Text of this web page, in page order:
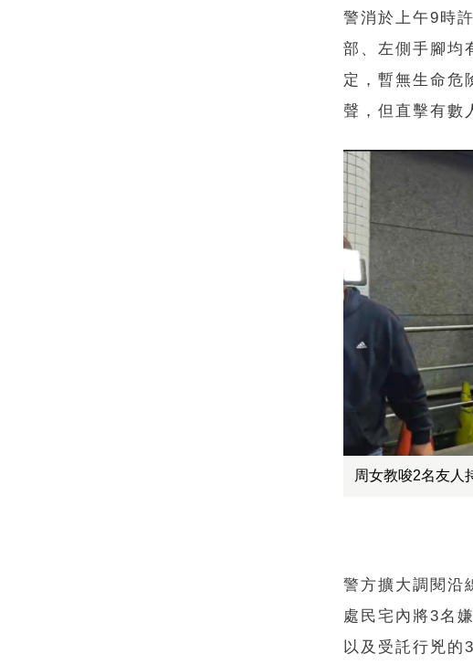
警消於上午9時
部、左側手腳均
定，暫無生命危
聲，但直擊有數
周女教唆2名友人
警方擴大調閱沿
處民宅內將3名
以及受託行兇的